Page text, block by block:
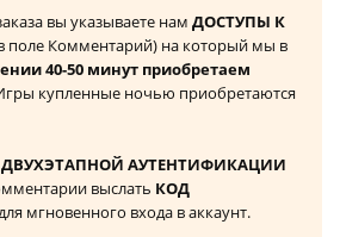
вы указываете нам ДОСТУПЫ К
поле Комментарий) на который мы в
40-50 минут приобретаем
купленные ночью приобретаются
ДВУХЭТАПНОЙ АУТЕНТИФИКАЦИИ
выслать КОД
мгновенного входа в аккаунт.